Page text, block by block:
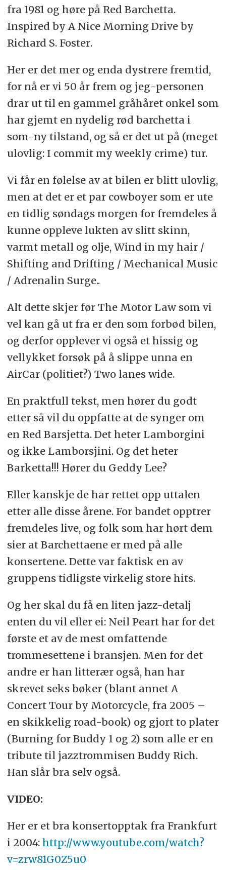
fra 1981 og høre på Red Barchetta.
Inspired by A Nice Morning Drive by
Richard S. Foster.
Her er det mer og enda dystrere fremtid,
for nå er vi 50 år frem og jeg-personen
drar ut til en gammel gråhåret onkel som
har gjemt en nydelig rød barchetta i
som-ny tilstand, og så er det ut på (meget
ulovlig: I commit my weekly crime) tur.
Vi får en følelse av at bilen er blitt ulovlig,
men at det er et par cowboyer som er ute
en tidlig søndags morgen for fremdeles å
kunne oppleve lukten av slitt skinn,
varmt metall og olje, Wind in my hair /
Shifting and Drifting / Mechanical Music
/ Adrenalin Surge..
Alt dette skjer før The Motor Law som vi
vel kan gå ut fra er den som forbød bilen,
og derfor opplever vi også et hissig og
vellykket forsøk på å slippe unna en
AirCar (politiet?) Two lanes wide.
En praktfull tekst, men hører du godt
etter så vil du oppfatte at de synger om
en Red Barsjetta. Det heter Lamborgini
og ikke Lamborsjini. Og det heter
Barketta!!! Hører du Geddy Lee?
Eller kanskje de har rettet opp uttalen
etter alle disse årene. For bandet opptrer
fremdeles live, og folk som har hørt dem
sier at Barchettaene er med på alle
konsertene. Dette var faktisk en av
gruppens tidligste virkelig store hits.
Og her skal du få en liten jazz-detalj
enten du vil eller ei: Neil Peart har for det
første et av de mest omfattende
trommesettene i bransjen. Men for det
andre er han litterær også, han har
skrevet seks bøker (blant annet A
Concert Tour by Motorcycle, fra 2005 –
en skikkelig road-book) og gjort to plater
(Burning for Buddy 1 og 2) som alle er en
tribute til jazztrommisen Buddy Rich.
Han slår bra selv også.
VIDEO:
Her er et bra konsertopptak fra Frankfurt
i 2004: http://www.youtube.com/watch?
v=zrw81G0Z5u0